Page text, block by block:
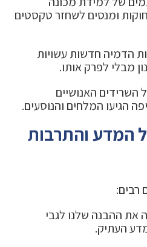
ומנסים לשחזר טקסטים
הדמיה חדשות עשויות
מבלי לפרק אותו.
השרידים האנושיים
הגיעו המלחים והנוסעים.
המדע והתרבות
רבים:
את ההבנה שלנו לגבי
העתיק.